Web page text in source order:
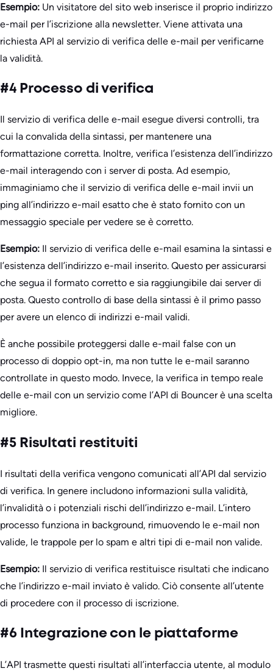
Esempio: Un visitatore del sito web inserisce il proprio indirizzo
e-mail per l’iscrizione alla newsletter. Viene attivata una
richiesta API al servizio di verifica delle e-mail per verificarne
la validità.
#4 Processo di verifica
Il servizio di verifica delle e-mail esegue diversi controlli, tra
cui la convalida della sintassi, per mantenere una
formattazione corretta. Inoltre, verifica l’esistenza dell’indirizzo
e-mail interagendo con i server di posta. Ad esempio,
immaginiamo che il servizio di verifica delle e-mail invii un
ping all’indirizzo e-mail esatto che è stato fornito con un
messaggio speciale per vedere se è corretto.
Esempio: Il servizio di verifica delle e-mail esamina la sintassi e
l’esistenza dell’indirizzo e-mail inserito. Questo per assicurarsi
che segua il formato corretto e sia raggiungibile dai server di
posta. Questo controllo di base della sintassi è il primo passo
per avere un elenco di indirizzi e-mail validi.
È anche possibile proteggersi dalle e-mail false con un
processo di doppio opt-in, ma non tutte le e-mail saranno
controllate in questo modo. Invece, la verifica in tempo reale
delle e-mail con un servizio come l’API di Bouncer è una scelta
migliore.
#5 Risultati restituiti
I risultati della verifica vengono comunicati all’API dal servizio
di verifica. In genere includono informazioni sulla validità,
l’invalidità o i potenziali rischi dell’indirizzo e-mail. L’intero
processo funziona in background, rimuovendo le e-mail non
valide, le trappole per lo spam e altri tipi di e-mail non valide.
Esempio: Il servizio di verifica restituisce risultati che indicano
che l’indirizzo e-mail inviato è valido. Ciò consente all’utente
di procedere con il processo di iscrizione.
#6 Integrazione con le piattaforme
L’API trasmette questi risultati all’interfaccia utente, al modulo